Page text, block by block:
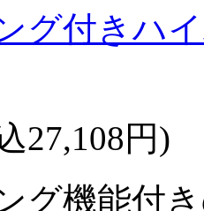
グ付きハ
27,108円)
グ機能付